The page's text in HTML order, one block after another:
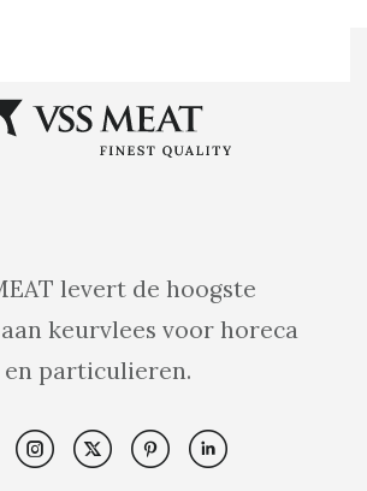
levert de hoogste
keurvlees voor horeca
en particulieren.